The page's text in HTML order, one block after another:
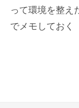
って環境を整え
でメモしておく